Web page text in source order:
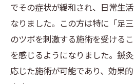
でその症状が緩和され、日常生
なりました。この方は特に「足
のツボを刺激する施術を受ける
を感じるようになりました。鍼
応じた施術が可能であり、効果